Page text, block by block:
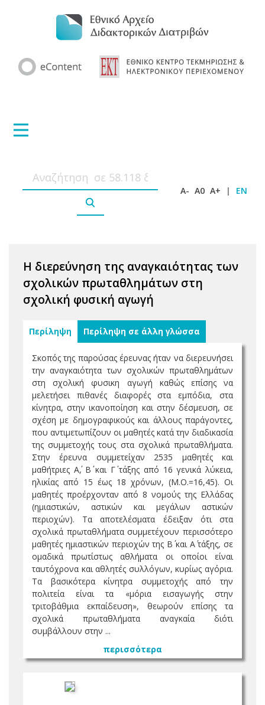
A- A0 A+ | EN
Η διερεύνηση της αναγκαιότητας των
σχολικών πρωταθλημάτων στη
σχολική φυσική αγωγή
Περίληψη Περίληψη σε άλλη γλώσσα
Σκοπός της παρούσας έρευνας ήταν να διερευνήσει
την αναγκαιότητα των σχολικών πρωταθλημάτων
στη σχολική φυσικη αγωγή καθώς επίσης να
μελετήσει πιθανές διαφορές στα εμπόδια, στα
κίνητρα, στην ικανοποίηση και στην δέσμευση, σε
σχέση με δημογραφικούς και άλλους παράγοντες,
που αντιμετωπίζουν οι μαθητές κατά την διαδικασία
της συμμετοχής τους στα σχολικά πρωταθλήματα.
Στην έρευνα συμμετείχαν 2535 μαθητές και
μαθήτριες Α΄, Β΄ και Γ΄ τάξης από 16 γενικά λύκεια,
ηλικίας από 15 έως 18 χρόνων, (Μ.O.=16,45). Οι
μαθητές προέρχονταν από 8 νομούς της Ελλάδας
(ημιαστικών, αστικών και μεγάλων αστικών
περιοχών). Τα αποτελέσματα έδειξαν ότι στα
σχολικά πρωταθλήματα συμμετέχουν περισσότερο
μαθητές ημιαστικών περιοχών της B΄ και A΄ τάξης, σε
ομαδικά πρωτίστως αθλήματα οι οποίοι είναι
ταυτόχρονα και αθλητές συλλόγων, κυρίως αγόρια.
Τα βασικότερα κίνητρα συμμετοχής από την
πολιτεία είναι τα «μόρια εισαγωγής στην
τριτοβάθμια εκπαίδευση», θεωρούν επίσης τα
σχολικά πρωταθλήματα αναγκαία διότι
συμβάλλουν στην ...
περισσότερα